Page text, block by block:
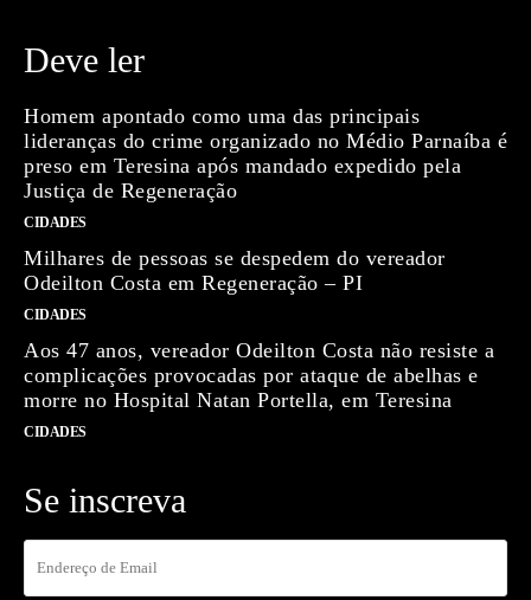
Deve ler
Homem apontado como uma das principais
lideranças do crime organizado no Médio Parnaíba é
preso em Teresina após mandado expedido pela
Justiça de Regeneração
CIDADES
Milhares de pessoas se despedem do vereador
Odeilton Costa em Regeneração – PI
CIDADES
Aos 47 anos, vereador Odeilton Costa não resiste a
complicações provocadas por ataque de abelhas e
morre no Hospital Natan Portella, em Teresina
CIDADES
Se inscreva